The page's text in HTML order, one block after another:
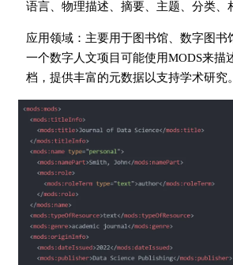
语言、物理描述、摘要、主题、分类、
应用领域：主要用于图书馆、数字图书
一个数字人文项目可能使用MODS来描
档，提供丰富的元数据以支持学术研究。